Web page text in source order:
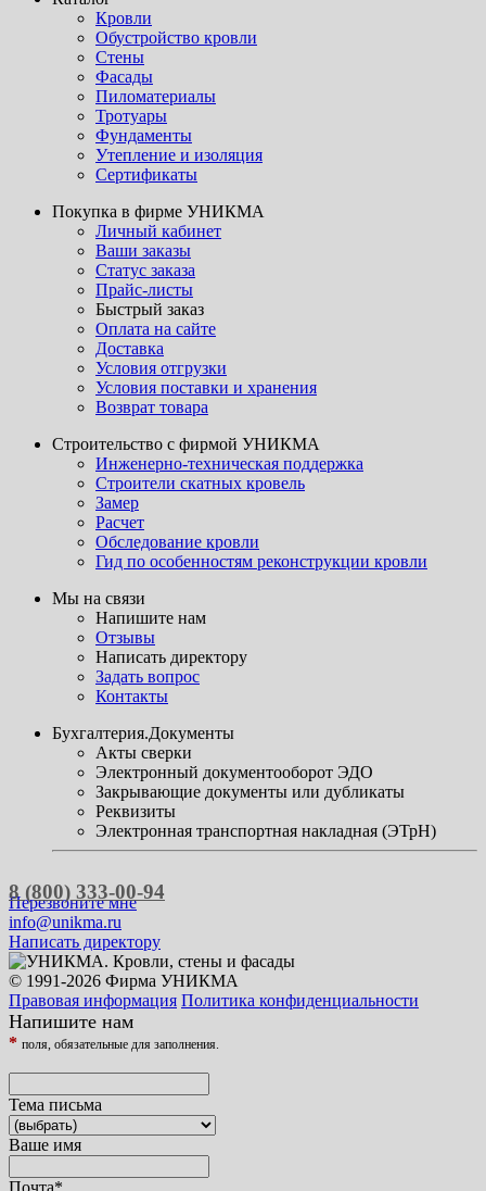
Кровли
Обустройство кровли
Стены
Фасады
Пиломатериалы
Тротуары
Фундаменты
Утепление и изоляция
Сертификаты
Покупка в фирме УНИКМА
Личный кабинет
Ваши заказы
Статус заказа
Прайс-листы
Быстрый заказ
Оплата на сайте
Доставка
Условия отгрузки
Условия поставки и хранения
Возврат товара
Строительство с фирмой УНИКМА
Инженерно-техническая поддержка
Строители скатных кровель
Замер
Расчет
Обследование кровли
Гид по особенностям реконструкции кровли
Мы на связи
Напишите нам
Отзывы
Написать директору
Задать вопрос
Контакты
Бухгалтерия.Документы
Акты сверки
Электронный документооборот ЭДО
Закрывающие документы или дубликаты
Реквизиты
Электронная транспортная накладная (ЭТрН)
8 (800) 333-00-94
Перезвоните мне
info@unikma.ru
Написать директору
© 1991-2026 Фирма УНИКМА
Правовая информация Политика конфиденциальности
Напишите нам
* поля, обязательные для заполнения.
Тема письма
Ваше имя
Почта*